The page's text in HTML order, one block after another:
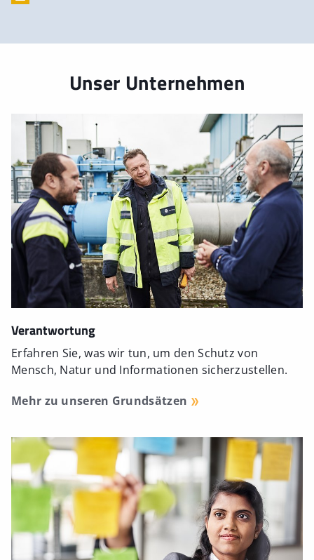
Unser Unternehmen
Verantwortung
Erfahren Sie, was wir tun, um den Schutz von
Mensch, Natur und Informationen sicherzustellen.
Mehr zu unseren Grundsätzen